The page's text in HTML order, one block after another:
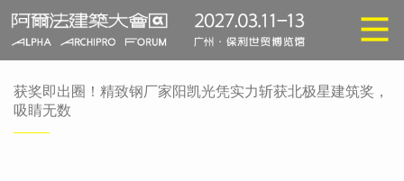
获奖即出圈！精致钢厂家阳凯光凭实力斩获北极星建筑奖，
吸睛无数